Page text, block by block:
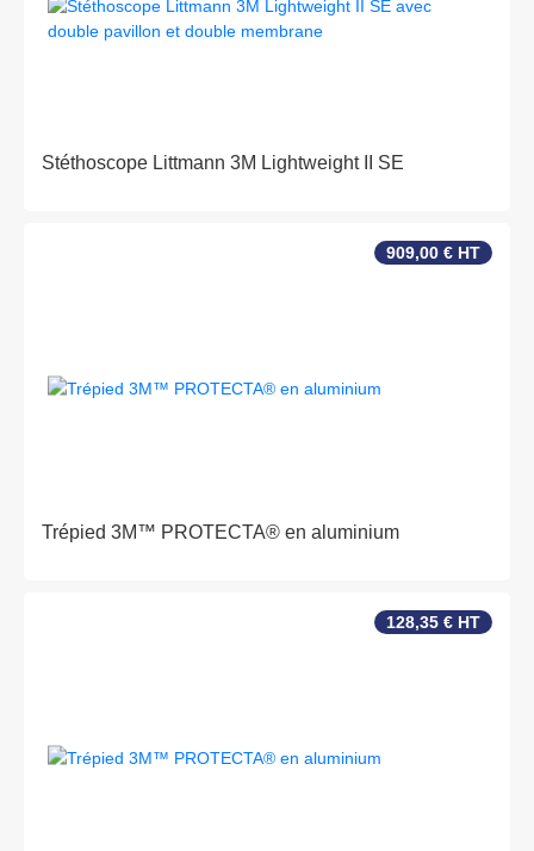
Stéthoscope Littmann 3M Lightweight II SE
909,00 € HT
Trépied 3M™ PROTECTA® en aluminium
128,35 € HT